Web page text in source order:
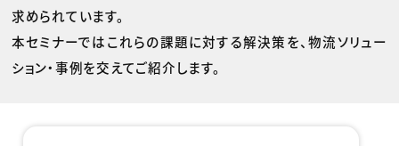
求められています。
本セミナーではこれらの課題に対する解決策を、物流ソリュー
ション・事例を交えてご紹介します。